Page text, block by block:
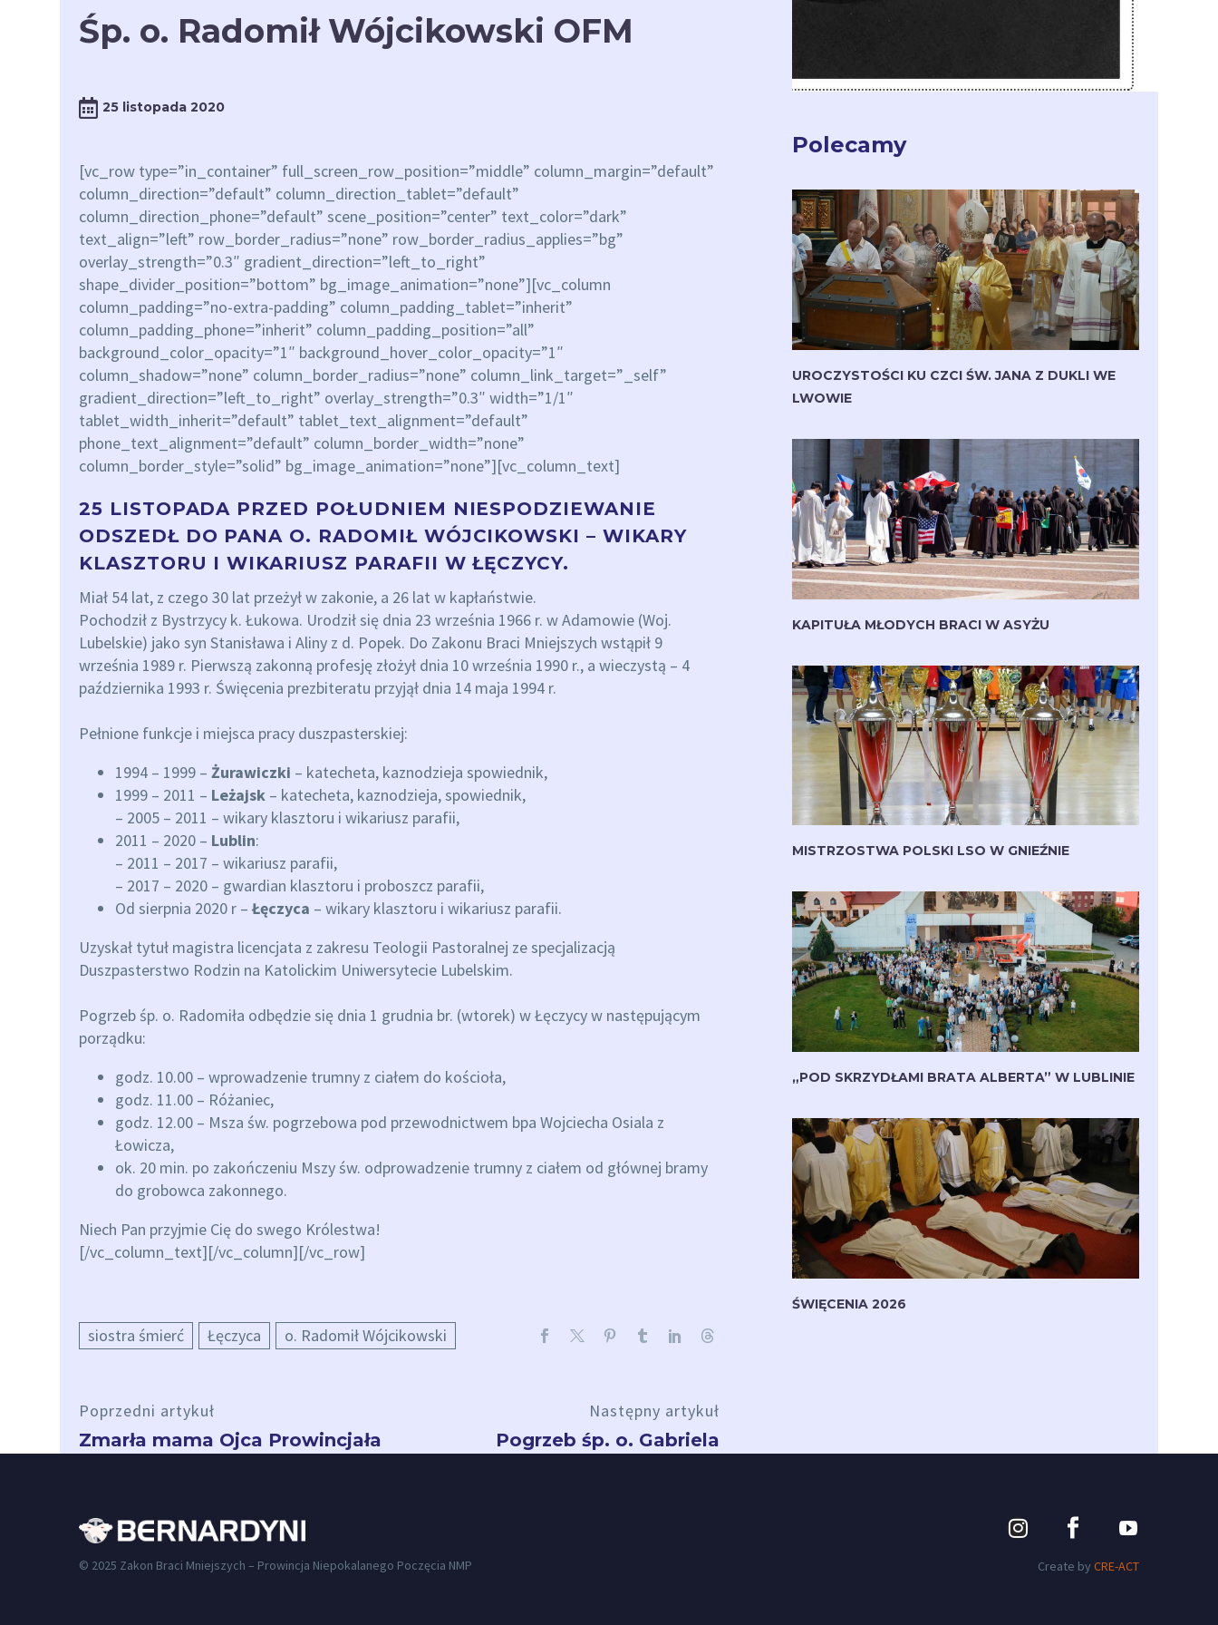
Śp. o. Radomił Wójcikowski OFM
25 listopada 2020
[vc_row type=”in_container” full_screen_row_position=”middle” column_margin=”default”
column_direction=”default” column_direction_tablet=”default”
column_direction_phone=”default” scene_position=”center” text_color=”dark”
text_align=”left” row_border_radius=”none” row_border_radius_applies=”bg”
overlay_strength=”0.3″ gradient_direction=”left_to_right”
shape_divider_position=”bottom” bg_image_animation=”none”][vc_column
column_padding=”no-extra-padding” column_padding_tablet=”inherit”
column_padding_phone=”inherit” column_padding_position=”all”
background_color_opacity=”1″ background_hover_color_opacity=”1″
column_shadow=”none” column_border_radius=”none” column_link_target=”_self”
gradient_direction=”left_to_right” overlay_strength=”0.3″ width=”1/1″
tablet_width_inherit=”default” tablet_text_alignment=”default”
phone_text_alignment=”default” column_border_width=”none”
column_border_style=”solid” bg_image_animation=”none”][vc_column_text]
25 LISTOPADA PRZED POŁUDNIEM NIESPODZIEWANIE
ODSZEDŁ DO PANA O. RADOMIŁ WÓJCIKOWSKI – WIKARY
KLASZTORU I WIKARIUSZ PARAFII W ŁĘCZYCY.
Miał 54 lat, z czego 30 lat przeżył w zakonie, a 26 lat w kapłaństwie.
Pochodził z Bystrzycy k. Łukowa. Urodził się dnia 23 września 1966 r. w Adamowie (Woj.
Lubelskie) jako syn Stanisława i Aliny z d. Popek. Do Zakonu Braci Mniejszych wstąpił 9
września 1989 r. Pierwszą zakonną profesję złożył dnia 10 września 1990 r., a wieczystą – 4
października 1993 r. Święcenia prezbiteratu przyjął dnia 14 maja 1994 r.
Pełnione funkcje i miejsca pracy duszpasterskiej:
1994 – 1999 – Żurawiczki – katecheta, kaznodzieja spowiednik,
1999 – 2011 – Leżajsk – katecheta, kaznodzieja, spowiednik,
– 2005 – 2011 – wikary klasztoru i wikariusz parafii,
2011 – 2020 – Lublin:
– 2011 – 2017 – wikariusz parafii,
– 2017 – 2020 – gwardian klasztoru i proboszcz parafii,
Od sierpnia 2020 r –Łęczyca – wikary klasztoru i wikariusz parafii.
Uzyskał tytuł magistra licencjata z zakresu Teologii Pastoralnej ze specjalizacją
Duszpasterstwo Rodzin na Katolickim Uniwersytecie Lubelskim.
Pogrzeb śp. o. Radomiła odbędzie się dnia 1 grudnia br. (wtorek) w Łęczycy w następującym
porządku:
godz. 10.00 – wprowadzenie trumny z ciałem do kościoła,
godz. 11.00 – Różaniec,
godz. 12.00 – Msza św. pogrzebowa pod przewodnictwem bpa Wojciecha Osiala z
Łowicza,
ok. 20 min. po zakończeniu Mszy św. odprowadzenie trumny z ciałem od głównej bramy
do grobowca zakonnego.
Niech Pan przyjmie Cię do swego Królestwa!
[/vc_column_text][/vc_column][/vc_row]
siostra śmierć Łęczyca o. Radomił Wójcikowski
Poprzedni artykuł
Zmarła mama Ojca Prowincjała
Następny artykuł
Pogrzeb śp. o. Gabriela
Polecamy
UROCZYSTOŚCI KU CZCI ŚW. JANA Z DUKLI WE
LWOWIE
KAPITUŁA MŁODYCH BRACI W ASYŻU
MISTRZOSTWA POLSKI LSO W GNIEŹNIE
„POD SKRZYDŁAMI BRATA ALBERTA” W LUBLINIE
ŚWIĘCENIA 2026
© 2025 Zakon Braci Mniejszych – Prowincja Niepokalanego Poczęcia NMP Create by CRE-ACT